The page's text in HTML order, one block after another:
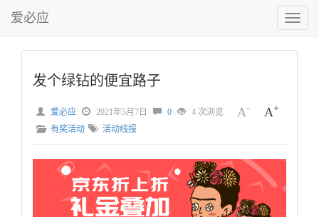
切
换
菜
爱必应
发个绿钻的便宜路子
A- A+
爱必应 2021年5月7日 0
4 次浏览
有奖活动
活动线报